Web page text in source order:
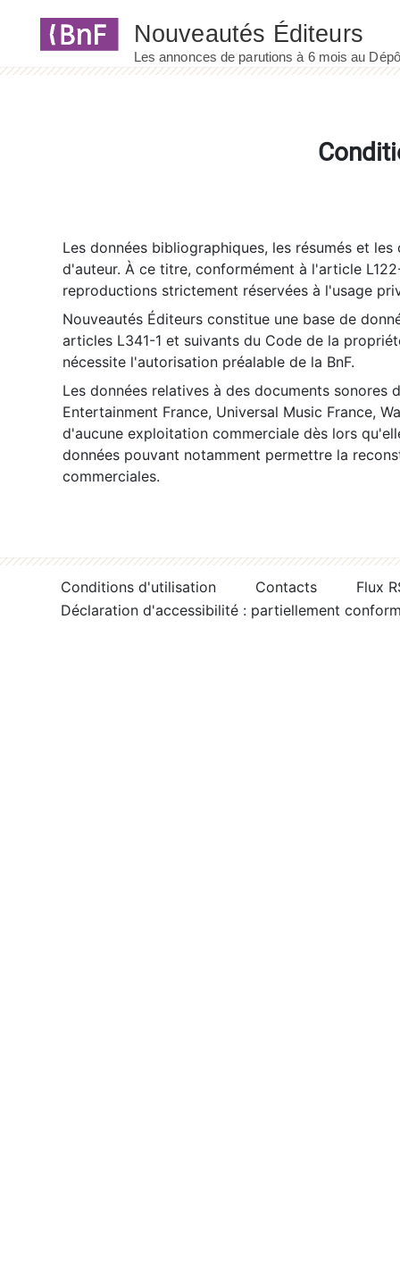
Les données bibliographiques, les résumés et
d'auteur. À ce titre, conformément à l'article
reproductions strictement réservées à l'usage
Nouveautés Éditeurs constitue une base de
articles L341-1 et suivants du Code de la
nécessite l'autorisation préalable de la BnF.
Les données relatives à des documents sonores
Entertainment France, Universal Music France,
d'aucune exploitation commerciale dès lors
données pouvant notamment permettre la
commerciales.
Conditions d'utilisation Contacts
Flux
Déclaration d'accessibilité : partiellement